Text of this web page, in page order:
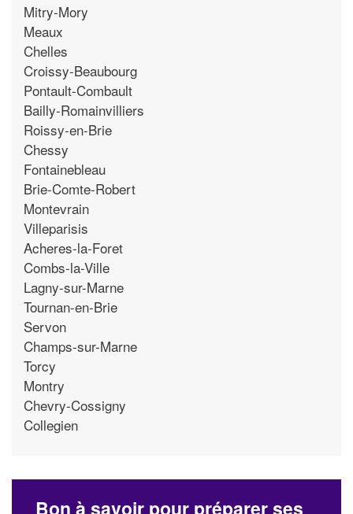
Mitry-Mory
Meaux
Chelles
Croissy-Beaubourg
Pontault-Combault
Bailly-Romainvilliers
Roissy-en-Brie
Chessy
Fontainebleau
Brie-Comte-Robert
Montevrain
Villeparisis
Acheres-la-Foret
Combs-la-Ville
Lagny-sur-Marne
Tournan-en-Brie
Servon
Champs-sur-Marne
Torcy
Montry
Chevry-Cossigny
Collegien
Bon à savoir pour préparer ses